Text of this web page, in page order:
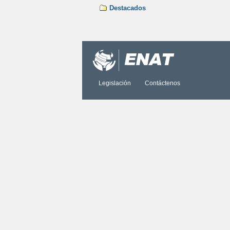
Destacados
Documento
Legislación Contáctenos